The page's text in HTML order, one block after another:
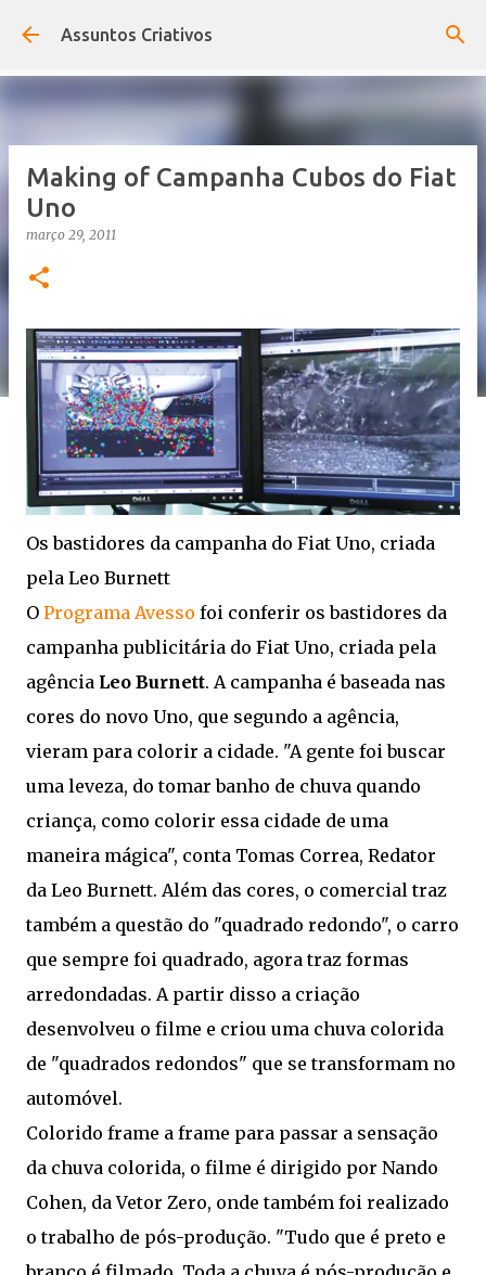
Pular para o conteúdo principal
Assuntos Criativos
Making of Campanha Cubos do Fiat
Uno
março 29, 2011
Os bastidores da campanha do Fiat Uno, criada
pela Leo Burnett
O Programa Avesso foi conferir os bastidores da
campanha publicitária do Fiat Uno, criada pela
agência Leo Burnett. A campanha é baseada nas
cores do novo Uno, que segundo a agência,
vieram para colorir a cidade. "A gente foi buscar
uma leveza, do tomar banho de chuva quando
criança, como colorir essa cidade de uma
maneira mágica", conta Tomas Correa, Redator
da Leo Burnett. Além das cores, o comercial traz
também a questão do "quadrado redondo", o carro
que sempre foi quadrado, agora traz formas
arredondadas. A partir disso a criação
desenvolveu o filme e criou uma chuva colorida
de "quadrados redondos" que se transformam no
automóvel.
Colorido frame a frame para passar a sensação
da chuva colorida, o filme é dirigido por Nando
Cohen, da Vetor Zero, onde também foi realizado
o trabalho de pós-produção. "Tudo que é preto e